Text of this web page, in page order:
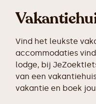
Vind het leukste
accommodaties
lodge, bij
van een
vakantie en boek